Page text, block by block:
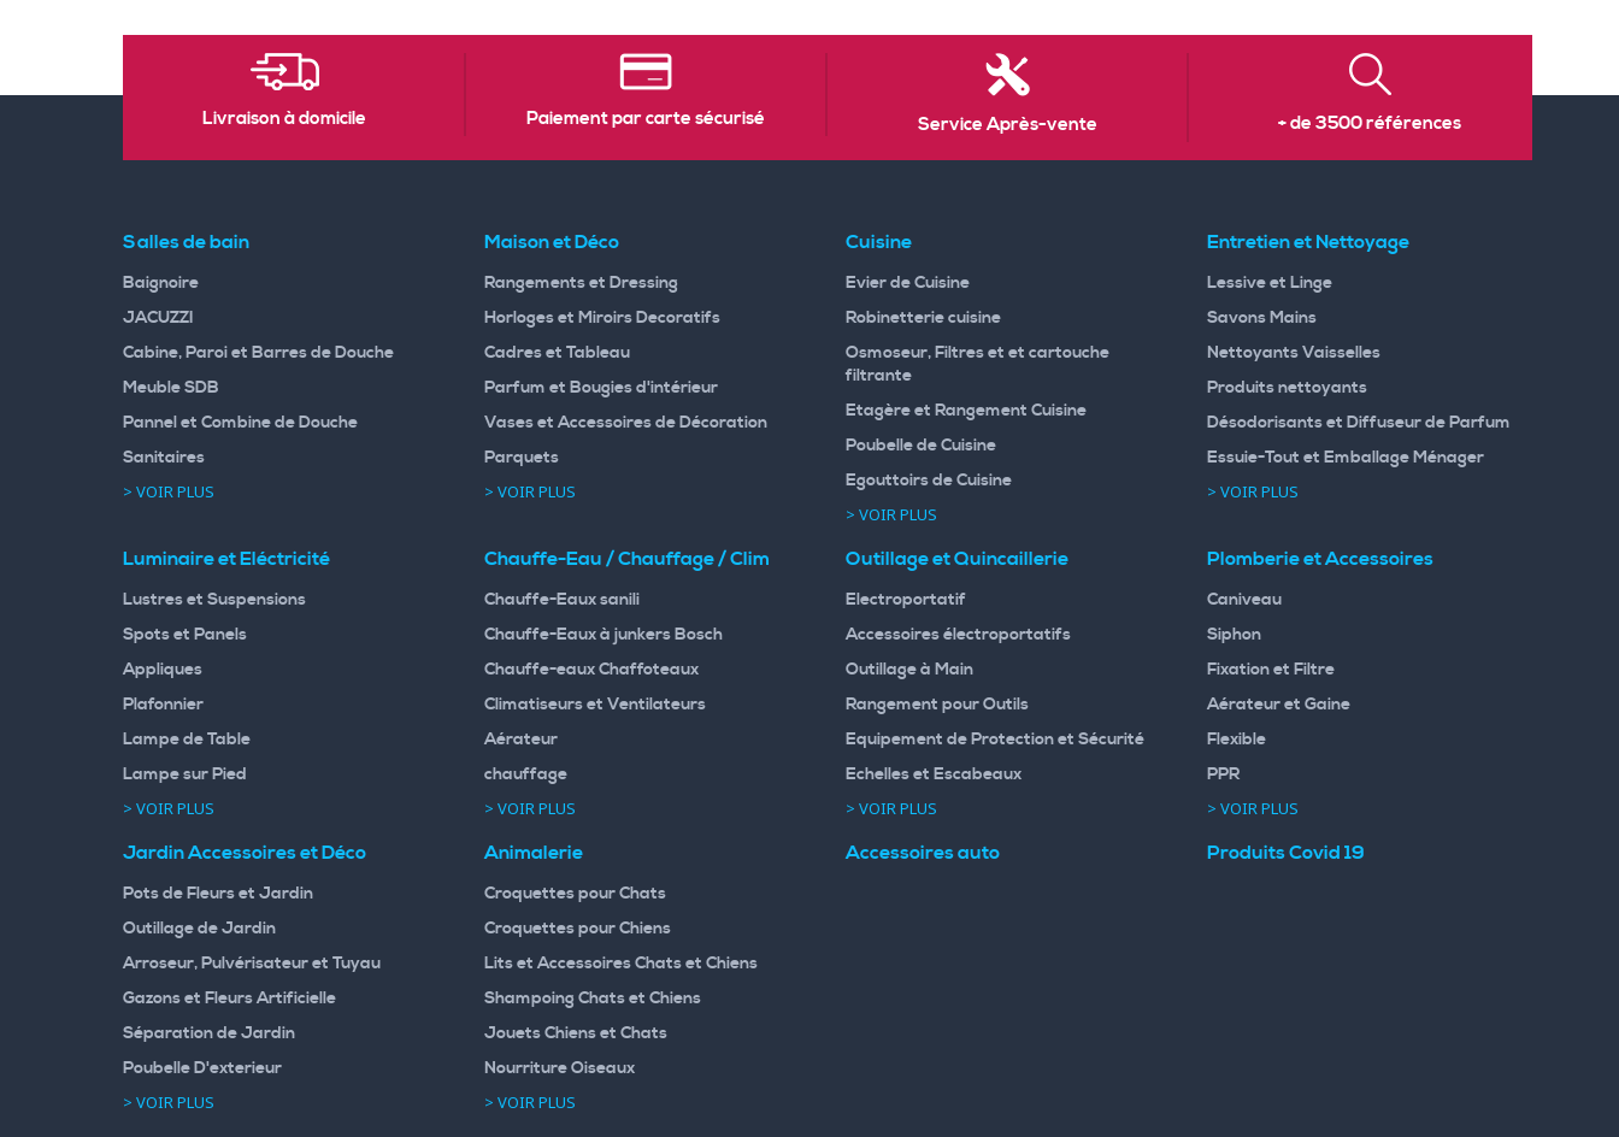
Livraison à domicile Paiement par carte sécurisé Service Après-vente + de 3500 références
Salles de bain
Baignoire
JACUZZI
Cabine, Paroi et Barres de Douche
Meuble SDB
Pannel et Combine de Douche
Sanitaires
> VOIR PLUS
Maison et Déco
Rangements et Dressing
Horloges et Miroirs Decoratifs
Cadres et Tableau
Parfum et Bougies d'intérieur
Vases et Accessoires de Décoration
Parquets
> VOIR PLUS
Cuisine
Evier de Cuisine
Robinetterie cuisine
Osmoseur, Filtres et et cartouche
filtrante
Etagère et Rangement Cuisine
Poubelle de Cuisine
Egouttoirs de Cuisine
> VOIR PLUS
Entretien et Nettoyage
Lessive et Linge
Savons Mains
Nettoyants Vaisselles
Produits nettoyants
Désodorisants et Diffuseur de Parfum
Essuie-Tout et Emballage Ménager
> VOIR PLUS
Luminaire et Eléctricité
Lustres et Suspensions
Spots et Panels
Appliques
Plafonnier
Lampe de Table
Lampe sur Pied
> VOIR PLUS
Chauffe-Eau / Chauffage / Clim
Chauffe-Eaux sanili
Chauffe-Eaux à junkers Bosch
Chauffe-eaux Chaffoteaux
Climatiseurs et Ventilateurs
Aérateur
chauffage
> VOIR PLUS
Outillage et Quincaillerie
Electroportatif
Accessoires électroportatifs
Outillage à Main
Rangement pour Outils
Equipement de Protection et Sécurité
Echelles et Escabeaux
> VOIR PLUS
Plomberie et Accessoires
Caniveau
Siphon
Fixation et Filtre
Aérateur et Gaine
Flexible
PPR
> VOIR PLUS
Jardin Accessoires et Déco
Pots de Fleurs et Jardin
Outillage de Jardin
Arroseur, Pulvérisateur et Tuyau
Gazons et Fleurs Artificielle
Séparation de Jardin
Poubelle D'exterieur
> VOIR PLUS
Animalerie
Croquettes pour Chats
Croquettes pour Chiens
Lits et Accessoires Chats et Chiens
Shampoing Chats et Chiens
Jouets Chiens et Chats
Nourriture Oiseaux
> VOIR PLUS
Accessoires auto Produits Covid 19